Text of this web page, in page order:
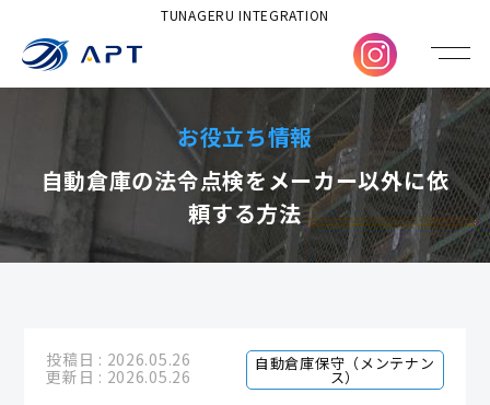
TUNAGERU INTEGRATION
お役立ち情報
自動倉庫の法令点検をメーカー以外に依
頼する方法
投稿日 : 2026.05.26
更新日 : 2026.05.26
自動倉庫保守（メンテナン
ス）